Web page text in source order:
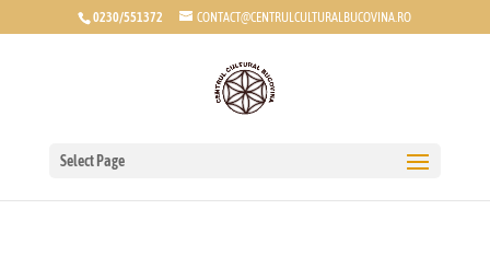
0230/551372 CONTACT@CENTRULCULTURALBUCOVINA.RO
Select Page